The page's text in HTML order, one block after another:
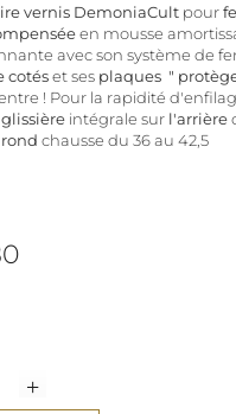
vernis DemoniaCult pour
en mousse
avec son système de
cotéset ses plaques "
! Pour la rapidité
intégrale sur l'arrière
chausse du 36 au 42,5